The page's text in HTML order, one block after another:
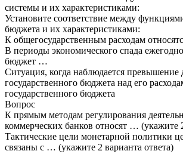
системы и их характеристиками:
Установите соответствие между
бюджета и их характеристиками:
К общегосударственным расходам
В периоды экономического спада
бюджет …
Ситуация, когда наблюдается превышение
государственного бюджета над его
государственного бюджета
Вопрос
К прямым методам регулирования
коммерческих банков относят … (укажите
Тактические цели монетарной политики
связаны с … (укажите 2 варианта ответа)